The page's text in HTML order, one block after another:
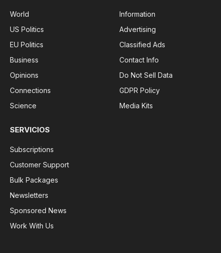
World
US Politics
EU Politics
Business
Opinions
Connections
Science
Information
Advertising
Classified Ads
Contact Info
Do Not Sell Data
GDPR Policy
Media Kits
SERVICIOS
Subscriptions
Customer Support
Bulk Packages
Newsletters
Sponsored News
Work With Us